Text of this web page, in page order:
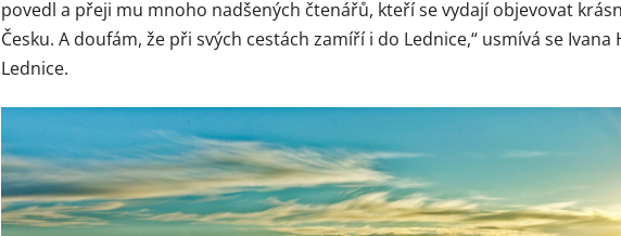
povedl a přeji mu mnoho nadšených čtenářů, kteří se vydají objevovat
Česku. A doufám, že při svých cestách zamíří i do Lednice,“ usmívá se
Lednice.